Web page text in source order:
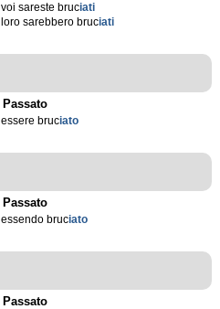
voi sareste bruciati
loro sarebbero bruciati
Passato
essere bruciato
Passato
essendo bruciato
Passato